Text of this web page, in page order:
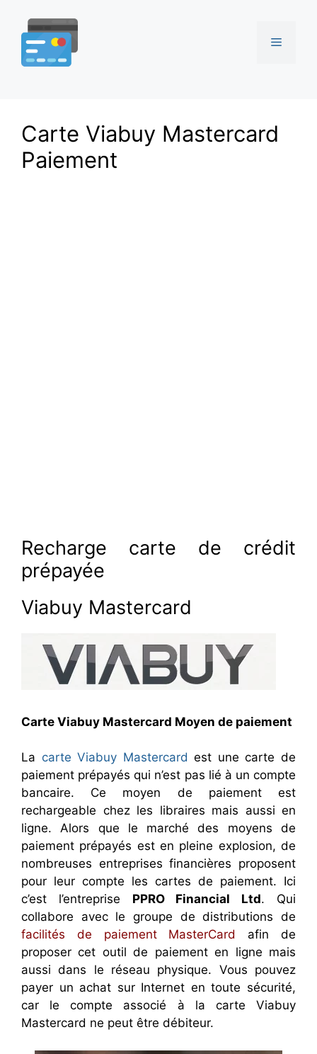
contenu
Menu
Carte Viabuy Mastercard
Paiement
Recharge carte de crédit
prépayée
Viabuy Mastercard
Carte Viabuy Mastercard Moyen de paiement
La carte Viabuy Mastercard est une carte de
paiement prépayés qui n’est pas lié à un compte
bancaire. Ce moyen de paiement est
rechargeable chez les libraires mais aussi en
ligne. Alors que le marché des moyens de
paiement prépayés est en pleine explosion, de
nombreuses entreprises financières proposent
pour leur compte les cartes de paiement. Ici
c’est l’entreprise PPRO Financial Ltd. Qui
collabore avec le groupe de distributions de
facilités de paiement MasterCard
afin de
proposer cet outil de paiement en ligne mais
aussi dans le réseau physique. Vous pouvez
payer un achat sur Internet en toute sécurité,
car le compte associé à la carte Viabuy
Mastercard ne peut être débiteur.